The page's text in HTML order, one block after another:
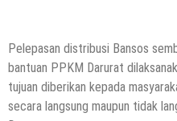
Pelepasan distribusi Bansos
bantuan PPKM Darurat
tujuan diberikan kepada
secara langsung maupun tidak